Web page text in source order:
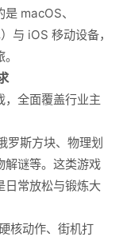
macOS、
与 iOS 移动设备，
，全面覆盖行业主
罗斯方块、物理划
解谜等。这类游戏
日常放松与锻炼大
核动作、街机打